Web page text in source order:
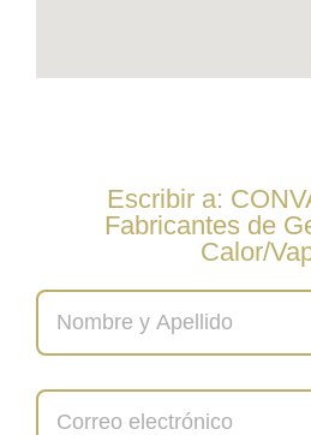
Escribir a:
Fabricantes de
Calor/